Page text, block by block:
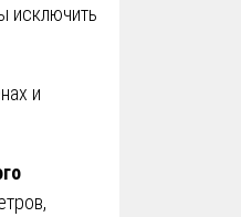
исключить
и